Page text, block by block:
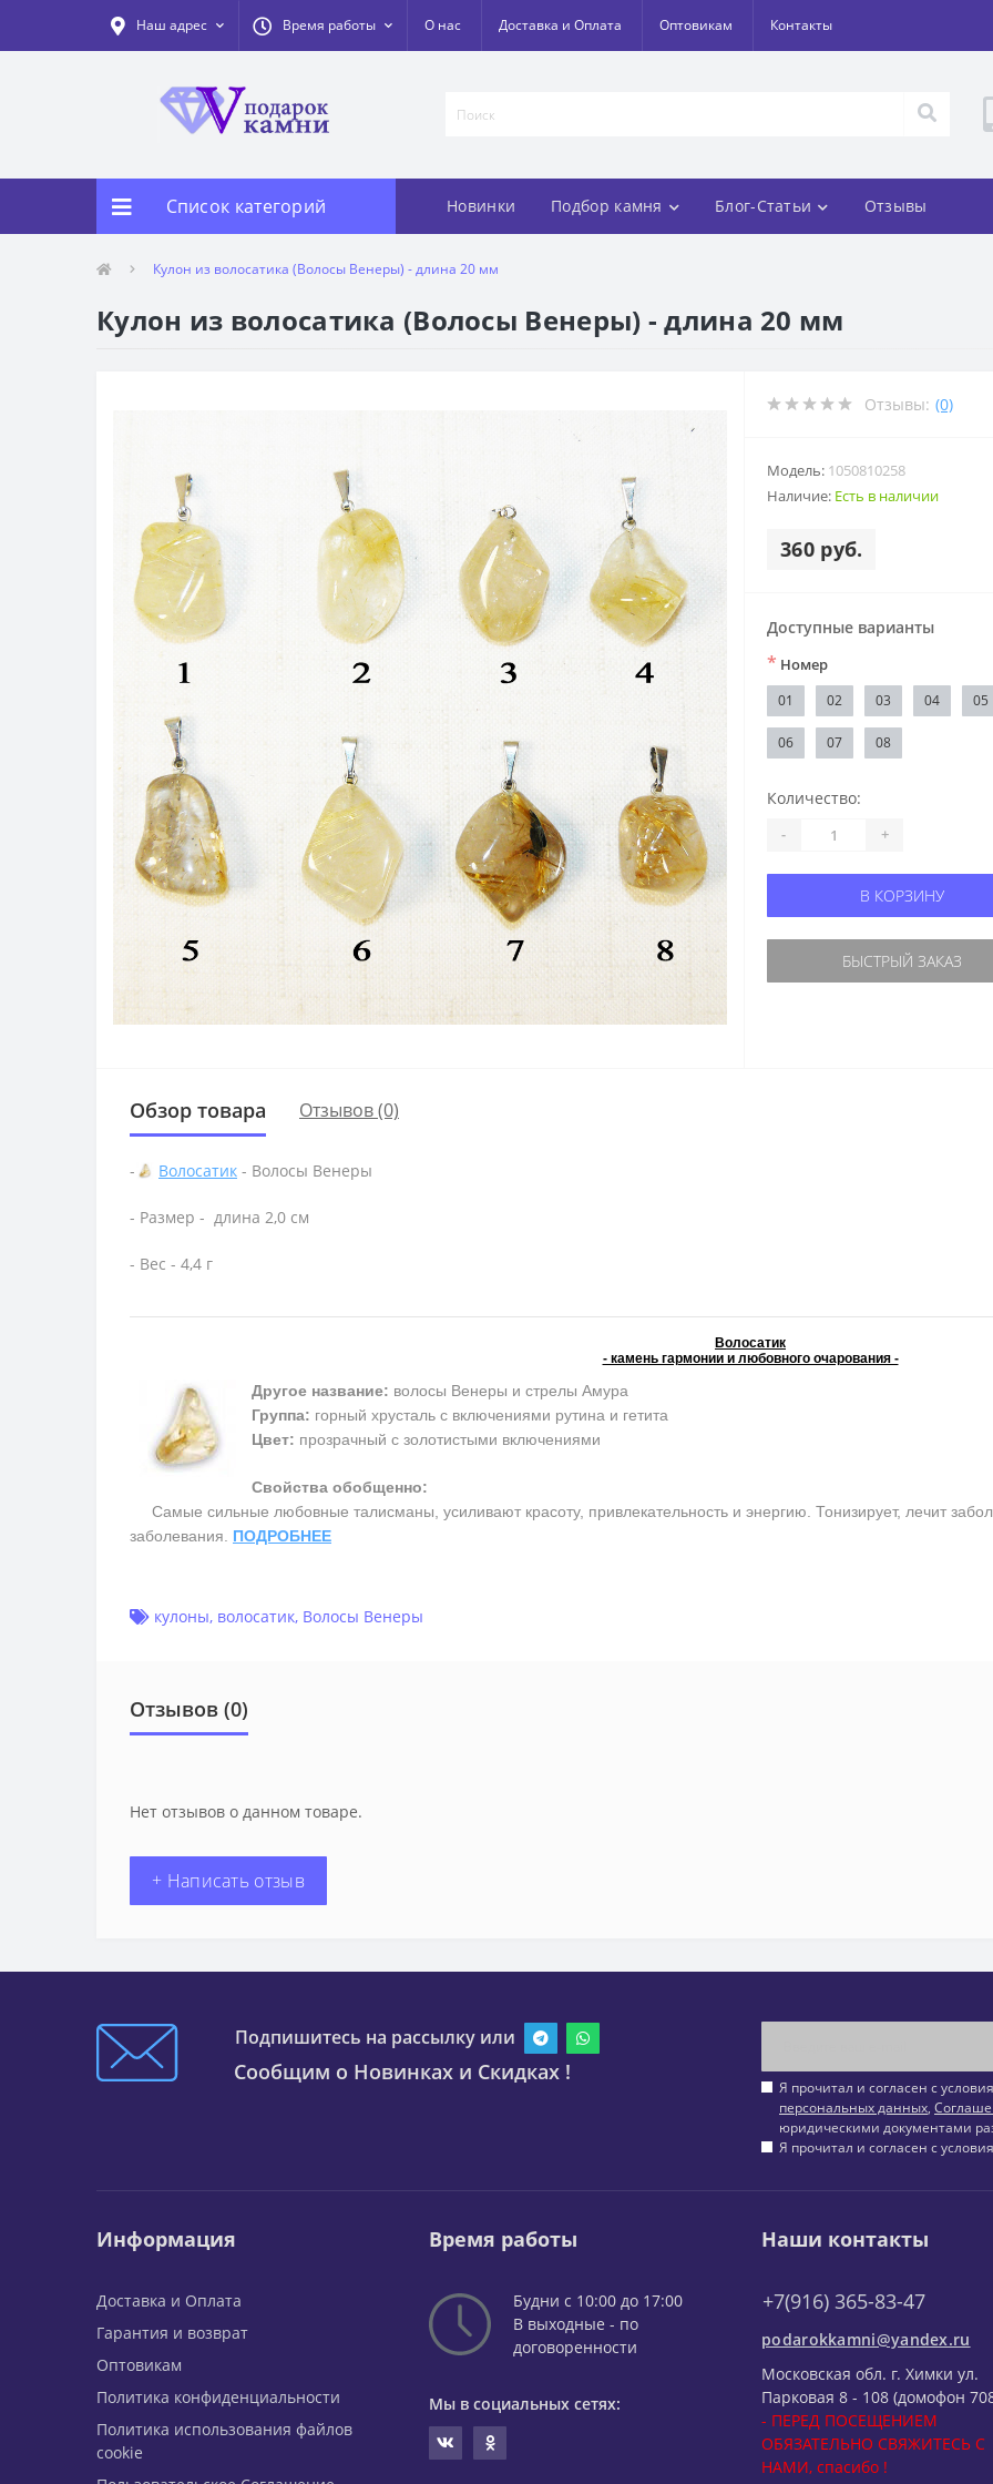
Наш адрес Время работы О нас Доставка и Оплата Оптовикам Контакты
Список категорий Новинки Подбор камня Блог-Статьи Отзывы
Кулон из волосатика (Волосы Венеры) - длина 20 мм
Кулон из волосатика (Волосы Венеры) - длина 20 мм
Отзывы: (0)
Модель: 1050810258
Наличие: Есть в наличии
360 руб.
Доступные варианты
* Номер
01 02 03 04 05
06 07 08
Количество:
- +
В КОРЗИНУ
БЫСТРЫЙ ЗАКАЗ
Обзор товара Отзывов (0)
- Волосатик - Волосы Венеры
- Размер - длина 2,0 см
- Вес - 4,4 г
Волосатик
- камень гармонии и любовного очарования -
Другое название: волосы Венеры и стрелы Амура
Группа: горный хрусталь с включениями рутина и гетита
Цвет: прозрачный с золотистыми включениями
Свойства обобщенно:
Самые сильные любовные талисманы, усиливают красоту, привлекательность и энергию. Тонизирует, лечит
заболевания. ПОДРОБНЕЕ
кулоны, волосатик, Волосы Венеры
Отзывов (0)
Нет отзывов о данном товаре.
+ Написать отзыв
Подпишитесь на рассылку или
Сообщим о Новинках и Скидках !
Я прочитал и согласен с
персональных данных,
юридическими документами
Я прочитал и согласен с
Информация
Доставка и Оплата
Гарантия и возврат
Оптовикам
Политика конфиденциальности
Политика использования файлов
cookie
Время работы
Будни с 10:00 до 17:00
В выходные - по
договоренности
Мы в социальных сетях:
Наши контакты
+7(916) 365-83-47
podarokkamni@yandex.ru
Московская обл. г. Химки ул.
Парковая 8 - 108 (домофон
- ПЕРЕД ПОСЕЩЕНИЕМ
ОБЯЗАТЕЛЬНО СВЯЖИТЕСЬ С
НАМИ, спасибо !